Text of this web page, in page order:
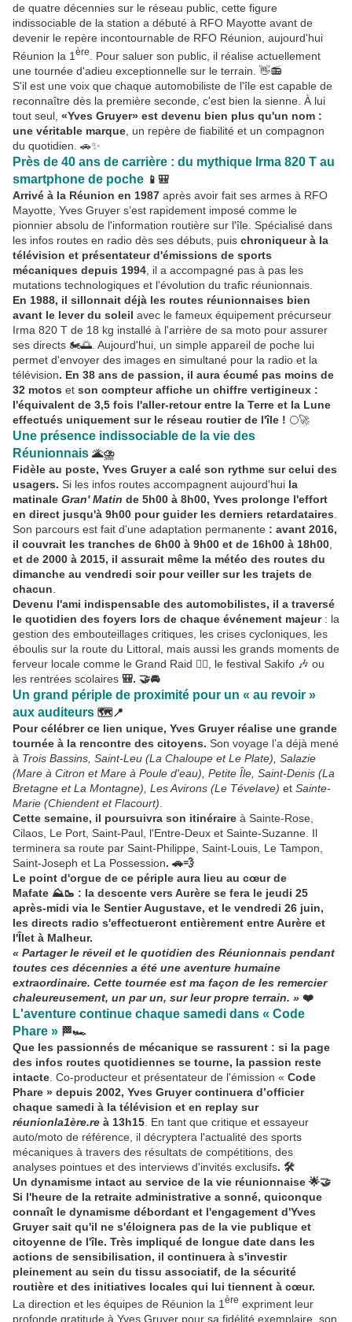
de quatre décennies sur le réseau public, cette figure
indissociable de la station a débuté à RFO Mayotte avant de
devenir le repère incontournable de RFO Réunion, aujourd'hui
Réunion la 1 ère
. Pour saluer son public, il réalise actuellement
une tournée d'adieu exceptionnelle sur le terrain. 👋📻
S'il est une voix que chaque automobiliste de l'île est capable de
reconnaître dès la première seconde, c'est bien la sienne. À lui
tout seul, «Yves Gruyer» est devenu bien plus qu'un nom :
une véritable marque , un repère de fiabilité et un compagnon
du quotidien. 🚗✨
Près de 40 ans de carrière : du mythique Irma 820 T au
smartphone de poche 📱🎒
Arrivé à la Réunion en 1987 après avoir fait ses armes à RFO
Mayotte, Yves Gruyer s’est rapidement imposé comme le
pionnier absolu de l'information routière sur l'île. Spécialisé dans
les infos routes en radio dès ses débuts, puis chroniqueur à la
télévision et présentateur d'émissions de sports
mécaniques depuis 1994 , il a accompagné pas à pas les
mutations technologiques et l'évolution du trafic réunionnais.
En 1988, il sillonnait déjà les routes réunionnaises bien
avant le lever du soleil avec le fameux équipement précurseur
Irma 820 T de 18 kg installé à l'arrière de sa moto pour assurer
ses directs 🏍️🌅. Aujourd'hui, un simple appareil de poche lui
permet d'envoyer des images en simultané pour la radio et la
télévision. En 38 ans de passion, il aura écumé pas moins de
32 motos et son compteur affiche un chiffre vertigineux :
l'équivalent de 3,5 fois l'aller-retour entre la Terre et la Lune
effectués uniquement sur le réseau routier de l'île ! 🌕🚀
Une présence indissociable de la vie des
Réunionnais 🌋⛈️
Fidèle au poste, Yves Gruyer a calé son rythme sur celui des
usagers. Si les infos routes accompagnent aujourd'hui la
matinale Gran' Matin de 5h00 à 8h00, Yves prolonge l'effort
en direct jusqu'à 9h00 pour guider les derniers retardataires
Son parcours est fait d'une adaptation permanente : avant 2016,
il couvrait les tranches de 6h00 à 9h00 et de 16h00 à 18h00
et de 2000 à 2015, il assurait même la météo des routes du
dimanche au vendredi soir pour veiller sur les trajets de
chacun
Devenu l'ami indispensable des automobilistes, il a traversé
le quotidien des foyers lors de chaque événement majeur: la
gestion des embouteillages critiques, les crises cycloniques, les
éboulis sur la route du Littoral, mais aussi les grands moments de
ferveur locale comme le Grand Raid 🏃‍♂️, le festival Sakifo 🎶 ou
les rentrées scolaires 🎒. 🤝🚘
Un grand périple de proximité pour un « au revoir »
aux auditeurs 🗺️📍
Pour célébrer ce lien unique, Yves Gruyer réalise une grande
tournée à la rencontre des citoyens. Son voyage l’a déjà mené
à Trois Bassins, Saint-Leu (La Chaloupe et Le Plate), Salazie
(Mare à Citron et Mare à Poule d'eau), Petite Île, Saint-Denis (La
Bretagne et La Montagne), Les Avirons (Le Tévelave) et Sainte-
Marie (Chiendent et Flacourt)
Cette semaine, il poursuivra son itinéraire à Sainte-Rose,
Cilaos, Le Port, Saint-Paul, l'Entre-Deux et Sainte-Suzanne. Il
terminera sa route par Saint-Philippe, Saint-Louis, Le Tampon,
Saint-Joseph et La Possession. 🚗💨
Le point d'orgue de ce périple aura lieu au cœur de
Mafate ⛰️🥾 : la descente vers Aurère se fera le jeudi 25
après-midi via le Sentier Augustave, et le vendredi 26 juin,
les directs radio s'effectueront entièrement entre Aurère et
l'Îlet à Malheur.
« Partager le réveil et le quotidien des Réunionnais pendant
toutes ces décennies a été une aventure humaine
extraordinaire. Cette tournée est ma façon de les remercier
chaleureusement, un par un, sur leur propre terrain. » ❤️
L'aventure continue chaque samedi dans « Code
Phare » 🏁🏎️
Que les passionnés de mécanique se rassurent : si la page
des infos routes quotidiennes se tourne, la passion reste
intacte . Co-producteur et présentateur de l'émission « Code
Phare » depuis 2002, Yves Gruyer continuera d’officier
chaque samedi à la télévision et en replay sur
réunionla1ère.re à 13h15 . En tant que critique et essayeur
auto/moto de référence, il décryptera l'actualité des sports
mécaniques à travers des résultats de compétitions, des
analyses pointues et des interviews d'invités exclusifs. 🛠️
Un dynamisme intact au service de la vie réunionnaise 🌟🤝
Si l'heure de la retraite administrative a sonné, quiconque
connaît le dynamisme débordant et l'engagement d'Yves
Gruyer sait qu'il ne s'éloignera pas de la vie publique et
citoyenne de l'île. Très impliqué de longue date dans les
actions de sensibilisation, il continuera à s'investir
pleinement au sein du tissu associatif, de la sécurité
routière et des initiatives locales qui lui tiennent à cœur.
La direction et les équipes de Réunion la 1 ère expriment leur
profonde gratitude à Yves Gruyer pour sa fidélité exemplaire, son